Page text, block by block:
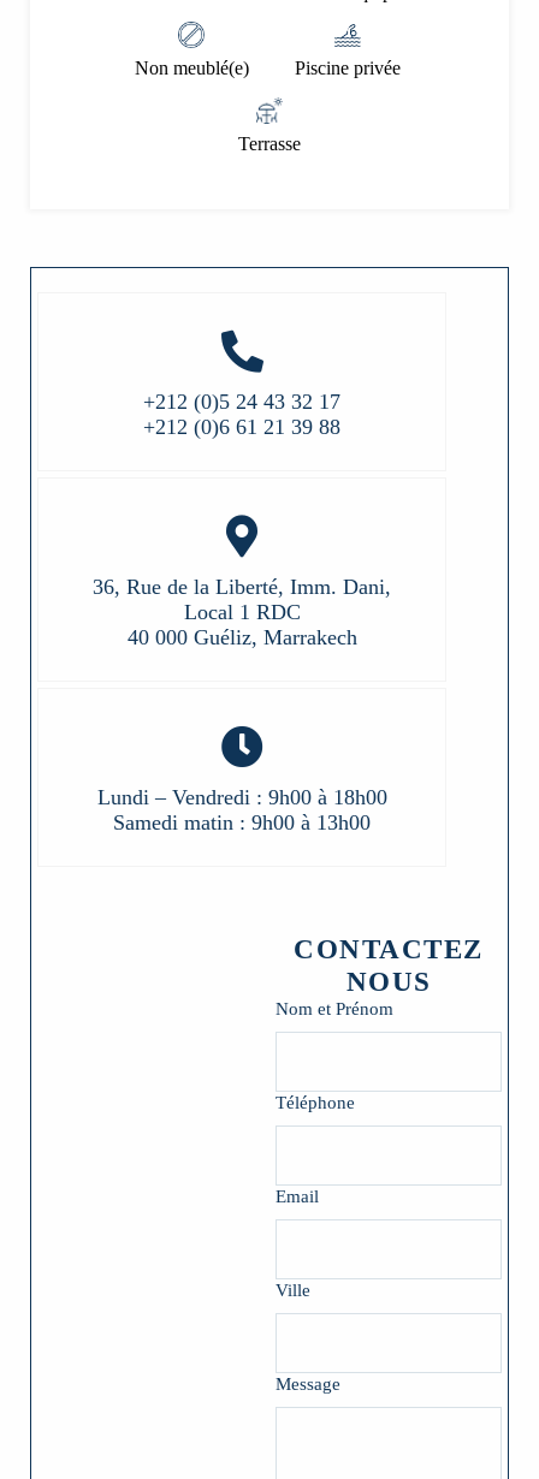
Non meublé(e) Piscine privée
Terrasse
+212 (0)5 24 43 32 17
+212 (0)6 61 21 39 88
36, Rue de la Liberté, Imm. Dani,
Local 1 RDC
40 000 Guéliz, Marrakech
Lundi – Vendredi : 9h00 à 18h00
Samedi matin : 9h00 à 13h00
CONTACTEZ
NOUS
Nom et Prénom
Téléphone
Email
Ville
Message